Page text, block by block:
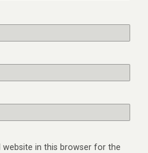
website in this browser for the